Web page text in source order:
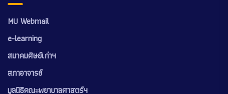
MU Webmail
e-learning
สมาคมศิษย์เก่าฯ
สภาอาจารย์
มูลนิธิคณะพยาบาลศาสตร์ฯ